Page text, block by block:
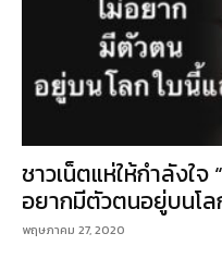
ชาวเน็ตแห่ให้กำลังใ
อยากมีตัวตนอยู่บนโล
พฤษภาคม 27, 2020